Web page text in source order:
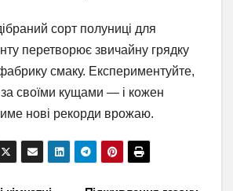
сорт полуниці для
перетворює звичайну грядку
смаку. Експериментуйте,
за своїми кущами — і кожен
нові рекорди врожаю.